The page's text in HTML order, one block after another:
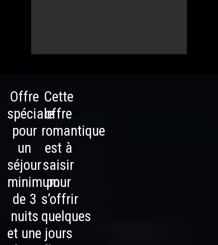
Offre
spéciale
pour
un
séjour
minimum
de 3
nuits
et une
Cette
offre
romantique
est à
saisir
pour
s’offrir
quelques
jours